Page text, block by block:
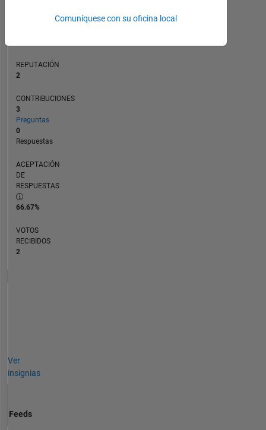
REPUTACIÓN
2
CONTRIBUCIONES
3
Preguntas
0
Respuestas
ACEPTACIÓN
DE
RESPUESTAS
66.67%
VOTOS
RECIBIDOS
2
Ver
insignias
Feeds
Comuníquese con su oficina local